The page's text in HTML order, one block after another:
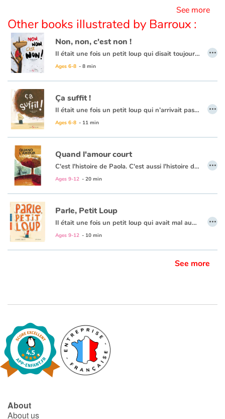
See more
Other books illustrated by Barroux :
Non, non, c'est non !
Il était une fois un petit loup qui disait toujours oui : à sa maman, à son papa, à tout le monde. Un jour, Petit Loup en a assez et décide d'apprendre à dire non. Après des débuts hésitants, il réussit enfin à crier son premier vrai non. Mais comment réagira son entourage ?
Ages 6-8 - 8 min
…
Ça suffit !
Il était une fois un petit loup qui n’arrivait pas à sortir de son lit. S’il en était incapable, ce n’est pas parce qu’il ne pouvait pas bouger ses bras ou ses jambes, mais plutôt parce qu’il a une boule de tristesse au fond de son coeur.
Ça suffit !est un livre tout en douceur sur l’intimidation. Une réalité très difficile à éviter lorsqu’on est jeune et qu’on entre en contact avec d’autres enfants. Claudie Stanké et Barroux signent une troisième aventure de Petit Loup tout en nuance.
Ages 6-8 - 11 min
…
Quand l'amour court
C'est l'histoire de Paola. C'est aussi l'histoire de ses parents qui se séparent après s'être longuement disputés. C'est l'histoire d'un amour court et intense. C'est l'histoire de ciseaux. Et c'est l'histoire de trois roses... C'est aussi un conte, pour petits et grands, sur l'amour qui passe et l'acceptation de cette rencontre passagère. C'est surtout la séparation vue par un enfant, et le baume sur la tristesse qui l'accompagne. Un texte doux et sensible.
Ages 9-12 - 20 min
…
Parle, Petit Loup
Il était une fois un petit loup qui avait mal aux oreilles. Cela n'avait rien à voir avec une maladie quelconque. Ce petit loup-là avait entendu trop de cris, trop de choses qui lui faisaient mal, et ses oreilles refusaient d'écouter ! Dans un contexte familial violent, Petit Loup cherche à dire sa peine... à maman ? À l'enseignante ? À un ami ? La honte l'empêche de parler. Ce n'est que dans les bras de grand-maman qu'il pourra enfin dire son lourd secret. Cet entretien en entraînera un autre, cette fois avec le père.
Ages 9-12 - 10 min
…
See more
About
About us